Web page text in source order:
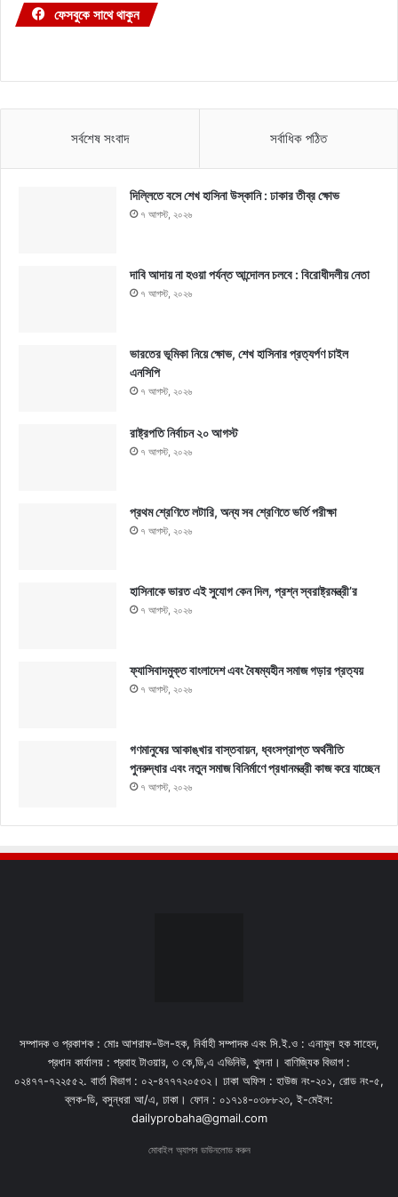
ফেসবুকে সাথে থাকুন
সর্বশেষ সংবাদ সর্বাধিক পঠিত
দিল্লিতে বসে শেখ হাসিনা উস্কানি : ঢাকার তীব্র ক্ষোভ
৭ আগস্ট, ২০২৬
দাবি আদায় না হওয়া পর্যন্ত আন্দোলন চলবে : বিরোধীদলীয় নেতা
৭ আগস্ট, ২০২৬
ভারতের ভূমিকা নিয়ে ক্ষোভ, শেখ হাসিনার প্রত্যর্পণ চাইল
এনসিপি
৭ আগস্ট, ২০২৬
রাষ্ট্রপতি নির্বাচন ২০ আগস্ট
৭ আগস্ট, ২০২৬
প্রথম শ্রেণিতে লটারি, অন্য সব শ্রেণিতে ভর্তি পরীক্ষা
৭ আগস্ট, ২০২৬
হাসিনাকে ভারত এই সুযোগ কেন দিল, প্রশ্ন স্বরাষ্ট্রমন্ত্রী’র
৭ আগস্ট, ২০২৬
ফ্যাসিবাদমুক্ত বাংলাদেশ এবং বৈষম্যহীন সমাজ গড়ার প্রত্যয়
৭ আগস্ট, ২০২৬
গণমানুষের আকাঙ্খার বাস্তবায়ন, ধ্বংসপ্রাপ্ত অর্থনীতি
পুনরুদ্ধার এবং নতুন সমাজ বিনির্মাণে প্রধানমন্ত্রী কাজ করে যাচ্ছেন
৭ আগস্ট, ২০২৬
সম্পাদক ও প্রকাশক : মোঃ আশরাফ-উল-হক, নির্বাহী সম্পাদক এবং সি.ই.ও : এনামুল হক সাহেদ,
প্রধান কার্যালয় : প্রবাহ টাওয়ার, ৩ কে,ডি,এ এভিনিউ, খুলনা। বাণিজ্যিক বিভাগ :
০২৪৭৭-৭২২৫৫২. বার্তা বিভাগ : ০২-৪৭৭৭২০৫৩২। ঢাকা অফিস : হাউজ নং-২০১, রোড নং-৫,
ব্লক-ডি, বসুন্ধরা আ/এ, ঢাকা। ফোন : ০১৭১৪-০৩৮৮২৩, ই-মেইল:
dailyprobaha@gmail.com
মোবাইল অ্যাপস ডাউনলোড করুন